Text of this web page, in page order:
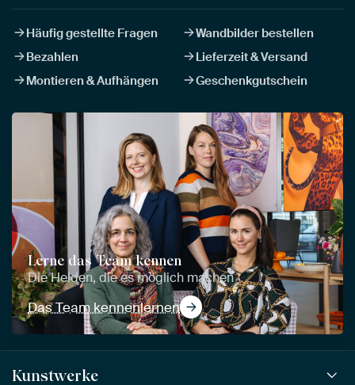
Häufig gestellte Fragen
Wandbilder bestellen
Bezahlen
Lieferzeit & Versand
Montieren & Aufhängen
Geschenkgutschein
Lerne das Team kennen
Die Helden, die es möglich machen
Das Team kennenlernen
Kunstwerke